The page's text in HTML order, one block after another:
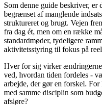
Som denne guide beskriver, er
begrænset af manglende
struktureret og brugt. Vejen
fra dag ét, men om en række
standardmøder, tydeligere
aktivitetsstyring til fokus på
Hver for sig virker
ved, hvordan tiden fordeles -
arbejde, der gør en forskel.
med samme disciplin som
afsløre?